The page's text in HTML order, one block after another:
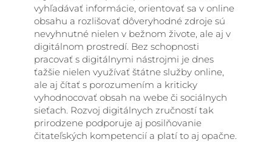
vyhľadávať informácie, orientovať sa v online
obsahu a rozlišovať dôveryhodné zdroje sú
nevyhnutné nielen v bežnom živote, ale aj v
digitálnom prostredí. Bez schopnosti
pracovať s digitálnymi nástrojmi je dnes
ťažšie nielen využívať štátne služby online,
ale aj čítať s porozumením a kriticky
vyhodnocovať obsah na webe či sociálnych
sieťach. Rozvoj digitálnych zručností tak
prirodzene podporuje aj posilňovanie
čitateľských kompetencií a platí to aj opačne.